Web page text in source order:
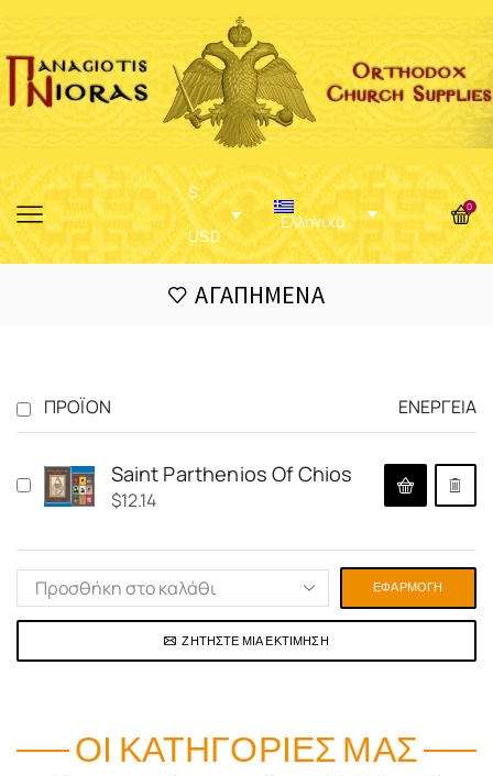
$
USD
Ελληνικά
0
ΑΓΑΠΗΜΈΝΑ
ΠΡΟΪΌΝ ΕΝΈΡΓΕΙΑ
Saint Parthenios Of Chios
$12.14
ΕΦΑΡΜΟΓΉ
ΖΗΤΉΣΤΕ ΜΙΑ ΕΚΤΊΜΗΣΗ
ΟΙ ΚΑΤΗΓΟΡΊΕΣ ΜΑΣ